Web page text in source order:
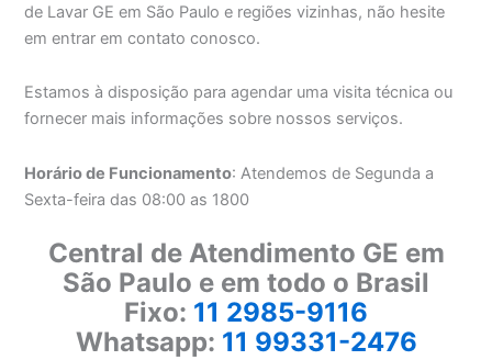
de Lavar GE em São Paulo e regiões vizinhas, não hesite
em entrar em contato conosco.
Estamos à disposição para agendar uma visita técnica ou
fornecer mais informações sobre nossos serviços.
Horário de Funcionamento: Atendemos de Segunda a
Sexta-feira das 08:00 as 1800
Central de Atendimento GE em
São Paulo e em todo o Brasil
Fixo: 11 2985-9116
Whatsapp: 11 99331-2476